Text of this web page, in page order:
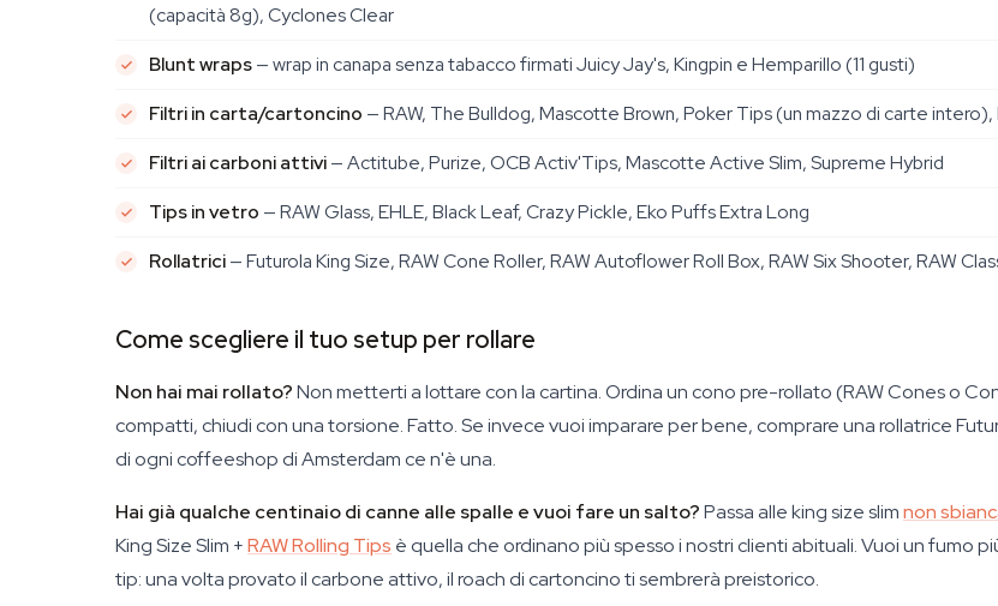
(capacità 8g), Cyclones Clear
Blunt wraps— wrap in canapa senza tabacco firmati Juicy Jay's, Kingpin e Hemparillo (11 gusti)
Filtri in carta/cartoncino — RAW, The Bulldog, Mascotte Brown, Poker Tips (un mazzo di carte
Filtri ai carboni attivi— Actitube, Purize, OCB Activ'Tips, Mascotte Active Slim, Supreme Hybrid
Tips in vetro — RAW Glass, EHLE, Black Leaf, Crazy Pickle, Eko Puffs Extra Long
Rollatrici— Futurola King Size, RAW Cone Roller, RAW Autoflower Roll Box, RAW Six Shooter, RAW
Come scegliere il tuo setup per rollare
Non hai mai rollato?Non metterti a lottare con la cartina. Ordina un cono pre-rollato (RAW Cones o
compatti, chiudi con una torsione. Fatto. Se invece vuoi imparare per bene, comprare una rollatrice
di ogni coffeeshop di Amsterdam ce n'è una.
Hai già qualche centinaio di canne alle spalle e vuoi fare un salto?Passa alle king size slimnon
King Size Slim +RAW Rolling Tips è quella che ordinano più spesso i nostri clienti abituali. Vuoi un fumo
tip: una volta provato il carbone attivo, il roach di cartoncino ti sembrerà preistorico.